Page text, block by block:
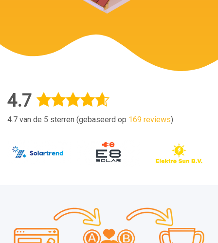
4.7
4.7 van de 5 sterren (gebaseerd op 169 reviews)